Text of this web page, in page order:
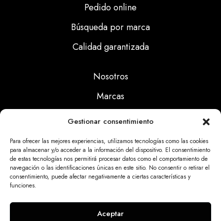
Gestionar consentimiento
Para ofrecer las mejores experiencias, utilizamos tecnologías como las cookies
para almacenar y/o acceder a la información del dispositivo. El consentimiento
de estas tecnologías nos permitirá procesar datos como el comportamiento de
navegación o las identificaciones únicas en este sitio. No consentir o retirar el
consentimiento, puede afectar negativamente a ciertas características y
funciones.
Aceptar
Pedido online
Búsqueda por marca
Calidad garantizada
Nosotros
Marcas
Noticias
Aviso Legal
Politicas Cookies